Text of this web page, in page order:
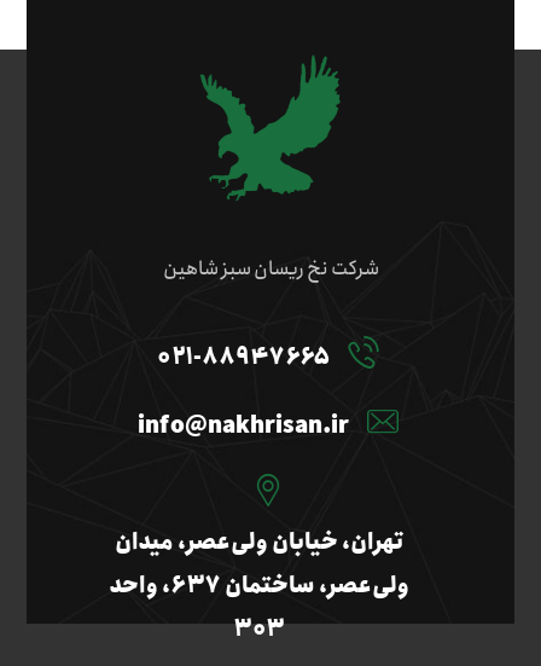
شرکت نخ ریسان سبز شاهین
۰۲۱-۸۸۹۴۷۶۶۵
info@nakhrisan.ir
تهران، خیابان ولی‌عصر، میدان
ولی‌عصر، ساختمان ۶۳۷، واحد
۳۰۳